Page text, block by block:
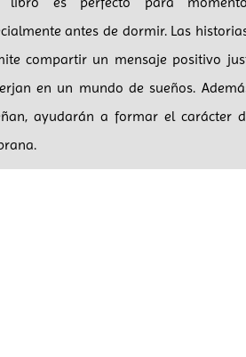
antes de dormir. Las
compartir un mensaje positivo
en un mundo de sueños.
ayudarán a formar el carácter